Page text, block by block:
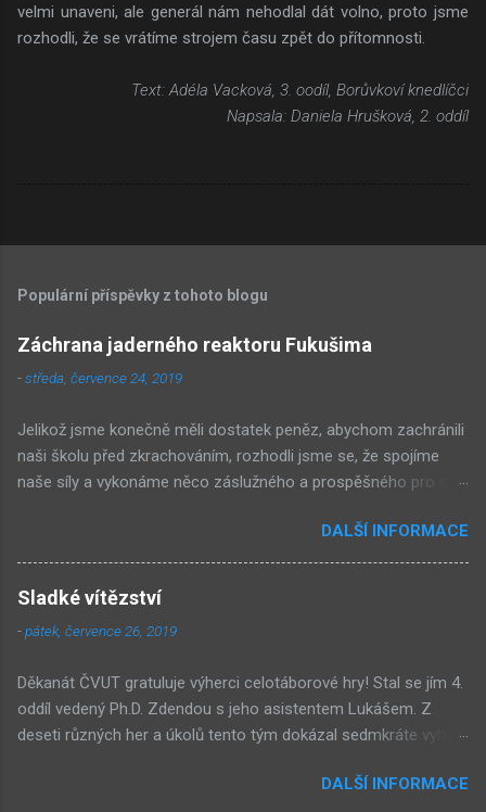
velmi unaveni, ale generál nám nehodlal dát volno, proto jsme
rozhodli, že se vrátíme strojem času zpět do přítomnosti.
Text: Adéla Vacková, 3. oodíl, Borůvkoví knedlíčci
Napsala: Daniela Hrušková, 2. oddíl
Populární příspěvky z tohoto blogu
Záchrana jaderného reaktoru Fukušima
-středa, července 24, 2019
Jelikož jsme konečně měli dostatek peněz, abychom zachránili
naši školu před zkrachováním, rozhodli jsme se, že spojíme
naše síly a vykonáme něco záslužného a prospěšného pro celý
výbuchem! Přesunuli jsme se proto ve stroji času do Japonska
do roku 2011, kdy k výbuchu nečekaně došlo. Spolu s místními
inženýry jsme po celý den chladili jaderný reaktor, nosili k němu
vodu a pomáhali tak zabránit výbuchu elektrárny. Současně
jsme po celý den plnili přes 41 úkolů, které sepsali naši slavní
úkoly bylo například postavit hráz, zapojit kabely do počítače,
rozdělat a udržovat oheň pomocí miniaturních věcí v krabičce
od sirek, projít bludištěm v mlze a spousta dalších. Večer jsme
děti šly za reaktorem kratší vzdálenost do lesa, zatímco my
DALŠÍ INFORMACE
Sladké vítězství
-pátek, července 26, 2019
Děkanát ČVUT gratuluje výherci celotáborové hry! Stal se jím 4.
oddíl vedený Ph.D. Zdendou s jeho asistentem Lukášem. Z
deseti různých her a úkolů tento tým dokázal sedmkráte vyhrát
dominoval ve skórovací tabulce fakulty. Na druhém místě se s
DALŠÍ INFORMACE